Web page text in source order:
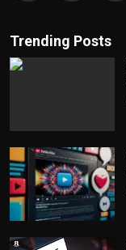
Trending Posts